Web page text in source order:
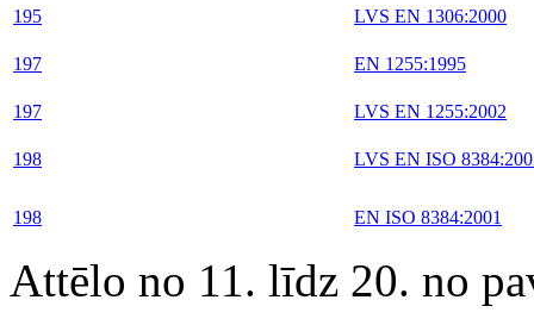
195 LVS EN 1306:2000
197 EN 1255:1995
197 LVS EN 1255:2002
198 LVS EN ISO
198 EN ISO 8384:2001
Attēlo no 11. līdz 20. no